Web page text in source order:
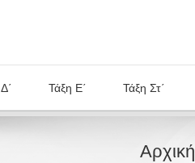
Τάξη Ε΄ Τάξη Στ΄
Αρχική